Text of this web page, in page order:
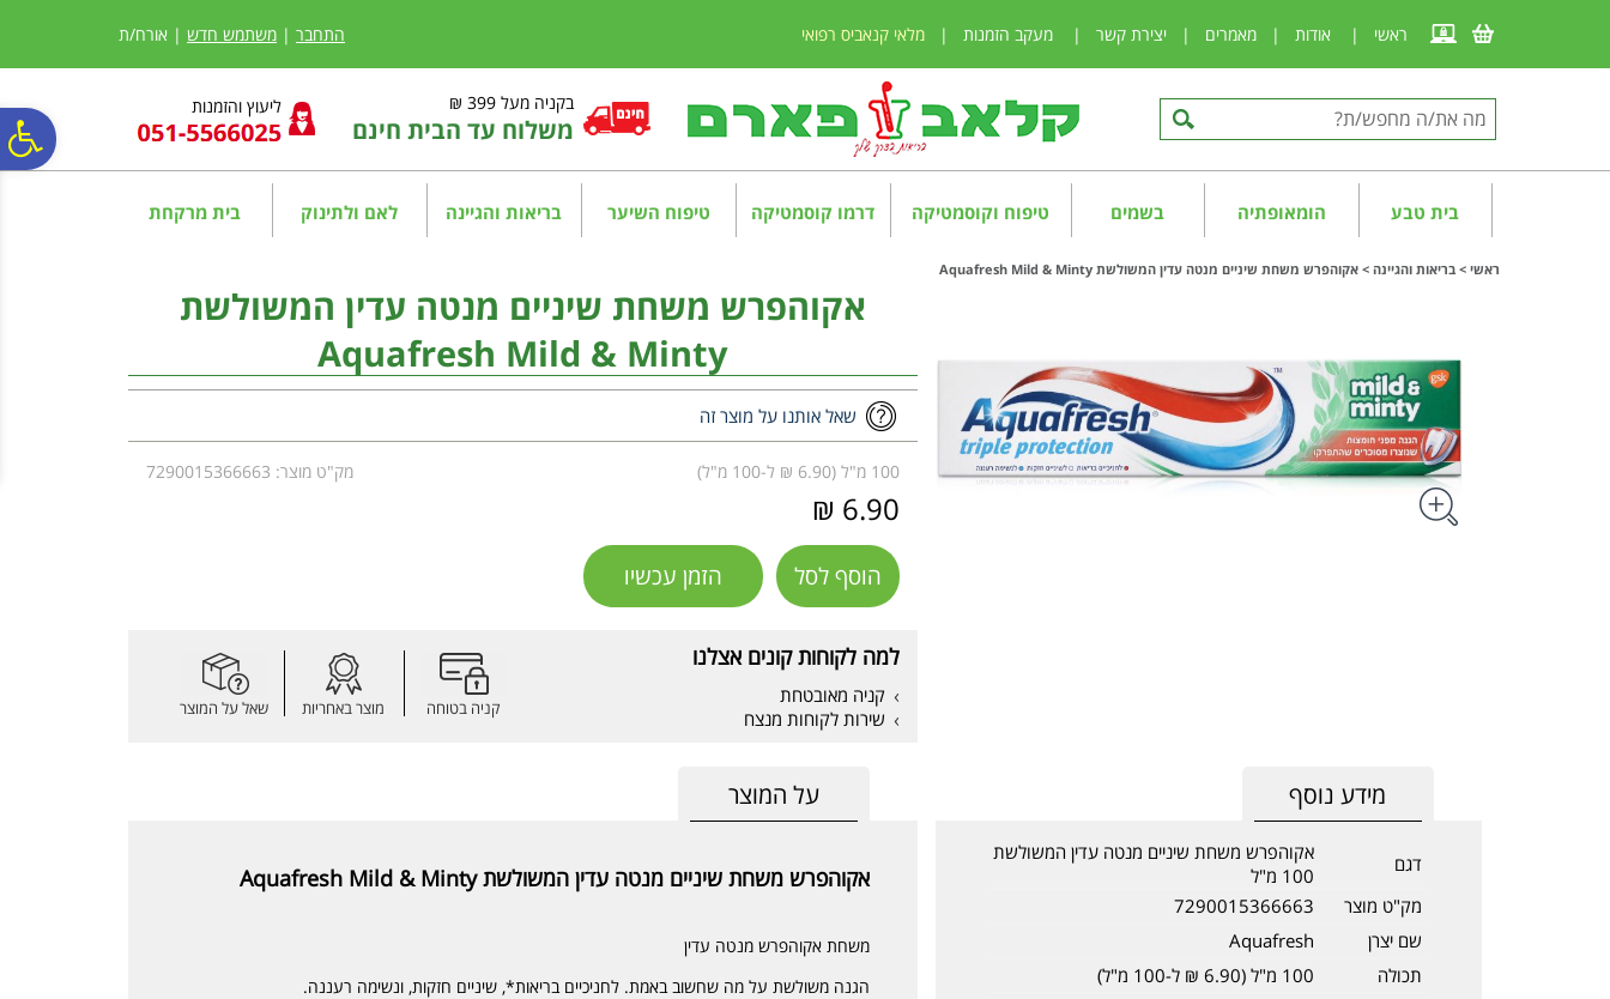
נגישות
אתר
המרכזי
ראשי | אודות | מאמרים | יצירת קשר | מעקב הזמנות | מלאי קנאביס רפואי התחבר | משתמש חדש | אורח/ת
בקניה מעל 399 ₪
משלוח עד הבית חינם
ליעוץ והזמנות
בית טבע הומאופתיה בשמים טיפוח וקוסמטיקה דרמו קוסמטיקה טיפוח השיער בריאות והגיינה לאם ולתינוק בית מרקחת
ראשי > בריאות והגיינה > אקוהפרש משחת שיניים מנטה עדין המשולשת Aquafresh Mild & Minty
אקוהפרש משחת שיניים מנטה עדין המשולשת
Aquafresh Mild & Minty
שאל אותנו על מוצר זה
100 מ"ל (6.90 ₪ ל-100 מ"ל) מק"ט מוצר: 7290015366663
6.90 ₪
הוסף לסל הזמן עכשיו
למה לקוחות קונים אצלנו
קניה מאובטחת
שירות לקוחות מנצח
קניה בטוחה מוצר באחריות שאל על המוצר
על המוצר
אקוהפרש משחת שיניים מנטה עדין המשולשת Aquafresh Mild & Minty
משחת אקוהפרש מנטה עדין
הגנה משולשת על מה שחשוב באמת. לחניכיים בריאות*, שיניים חזקות, ונשימה רעננה.
מידע נוסף
דגם
אקוהפרש משחת שיניים מנטה עדין המשולשת
100 מ"ל
מק"ט מוצר
7290015366663
שם יצרן
Aquafresh
תכולה
100 מ"ל (6.90 ₪ ל-100 מ"ל)